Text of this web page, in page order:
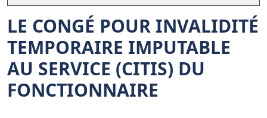
LE CONGÉ POUR INVALIDITÉ
TEMPORAIRE IMPUTABLE
AU SERVICE (CITIS) DU
FONCTIONNAIRE